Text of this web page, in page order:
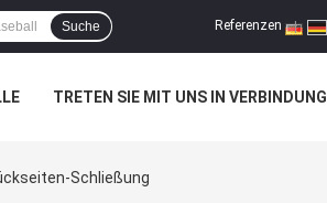
Referenzen |
Suche
TRETEN SIE MIT UNS IN VERBINDUNG
Schließung